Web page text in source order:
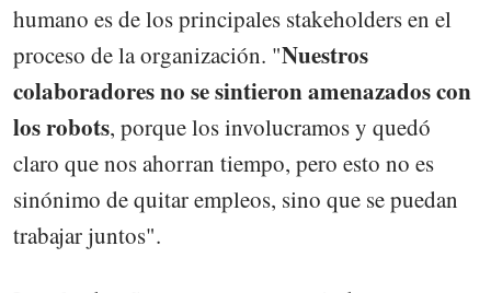
humano es de los principales stakeholders en el
proceso de la organización. "Nuestros
colaboradores no se sintieron amenazados con
los robots, porque los involucramos y quedó
claro que nos ahorran tiempo, pero esto no es
sinónimo de quitar empleos, sino que se puedan
trabajar juntos".